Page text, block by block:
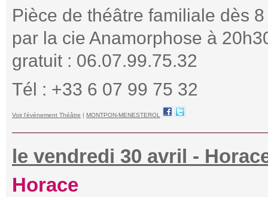
Pièce de théâtre familiale dès
par la cie Anamorphose à
gratuit : 06.07.99.75.32
Tél : +33 6 07 99 75 32
Voir l'événement Théâtre | MONTPON-MENESTEROL
le vendredi 30 avril -
Horace